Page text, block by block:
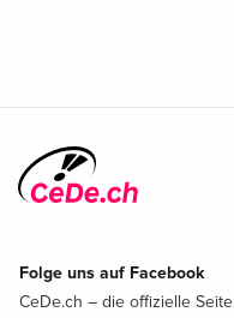
Folge uns auf Facebook
CeDe.ch – die offizielle Seite